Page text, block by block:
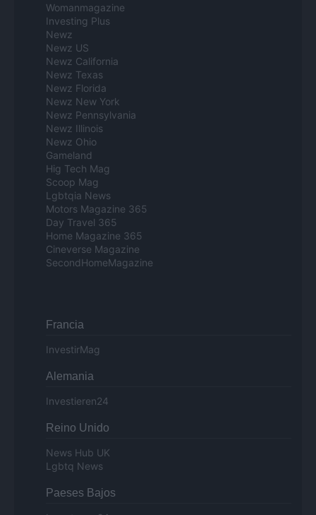
Womanmagazine
Investing Plus
Newz
Newz US
Newz California
Newz Texas
Newz Florida
Newz New York
Newz Pennsylvania
Newz Illinois
Newz Ohio
Gameland
Hig Tech Mag
Scoop Mag
Lgbtqia News
Motors Magazine 365
Day Travel 365
Home Magazine 365
Cineverse Magazine
SecondHomeMagazine
Francia
InvestirMag
Alemania
Investieren24
Reino Unido
News Hub UK
Lgbtq News
Paeses Bajos